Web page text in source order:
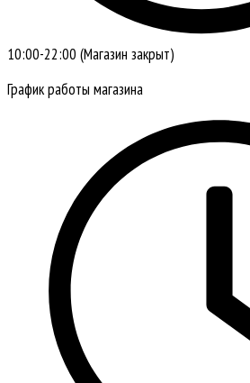
10:00-22:00 (Магазин закрыт)
График работы магазина